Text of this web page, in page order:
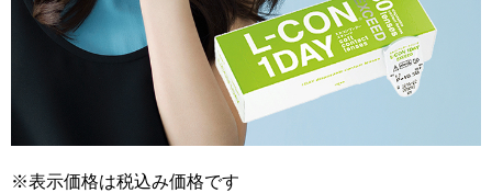
※表示価格は税込み価格です